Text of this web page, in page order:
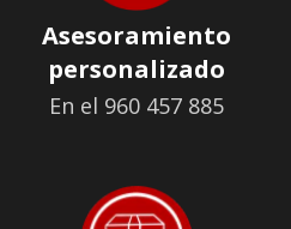
Asesoramiento
personalizado
En el 960 457 885